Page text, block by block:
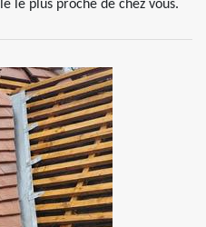
le plus proche de chez vous.